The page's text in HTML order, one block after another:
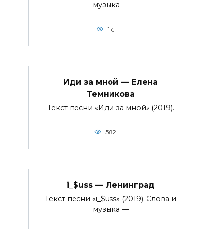
музыка —
1к.
Иди за мной — Елена
Темникова
Текст песни «Иди за мной» (2019).
582
i_$uss — Ленинград
Текст песни «i_$uss» (2019). Слова и
музыка —